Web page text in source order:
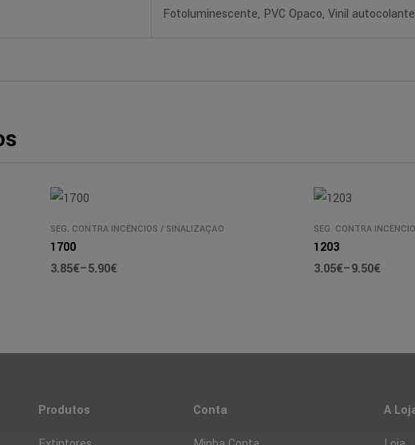
Fotoluminescente, PVC Opaco, Vinil autocolante
SEG. CONTRA INCÊNCIOS / SINALIZAÇÃO
1700
3.85€–5.90€
SEG. CONTRA
1203
3.05€–9.50€
Produtos
Conta
A